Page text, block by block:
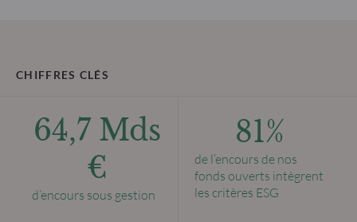
CHIFFRES CLÉS
64,7 Mds
€
d’encours sous gestion
81%
de l’encours de nos
fonds ouverts intègrent
les critères ESG